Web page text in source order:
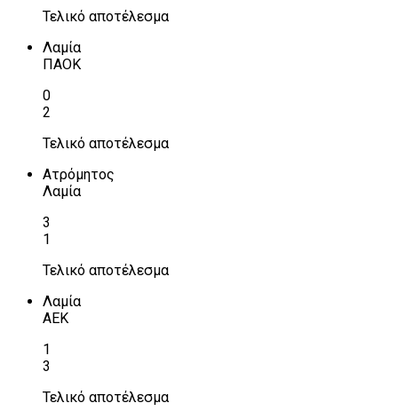
Τελικό αποτέλεσμα
Λαμία
ΠΑΟΚ
0
2
Τελικό αποτέλεσμα
Ατρόμητος
Λαμία
3
1
Τελικό αποτέλεσμα
Λαμία
ΑΕΚ
1
3
Τελικό αποτέλεσμα